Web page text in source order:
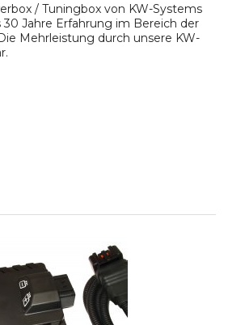
/ Tuningbox von KW-Systems
Jahre Erfahrung im Bereich der
Mehrleistung durch unsere KW-